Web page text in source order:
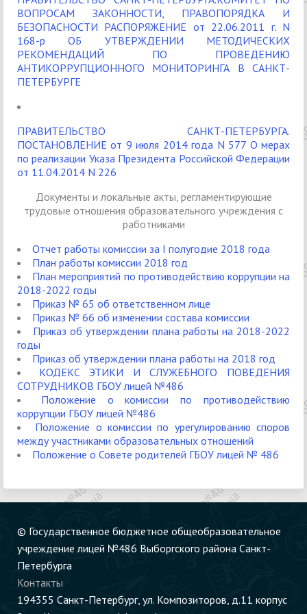
ВОПРОСАМ ЗАКОННОСТИ, ПРАВОПОРЯДКА И
БЕЗОПАСНОСТИ РАСПОРЯЖЕНИЕ от 22.06.2011 г. N
168-р ОБ УТВЕРЖДЕНИИ МЕТОДИЧЕСКИХ
РЕКОМЕНДАЦИЙ ПО ПРОВЕДЕНИЮ
АНТИКОРРУПЦИОННОГО МОНИТОРИНГА В САНКТ-
ПЕТЕРБУРГЕ
ПРАВИТЕЛЬСТВО САНКТ-ПЕТЕРБУРГА.
ПОСТАНОВЛЕНИЕ от 9 июля 2014 года N 577 О мерах
по реализации Указа Президента Российской Федерации
от 11.04.2014 N 226
Документы и локальные акты, регламентирующие
трудовые отношения образовательного учреждения с
работниками
Отчет работы комиссии за I полугодие 2018 года
План работы комиссии 2018 год
План мероприятий по противодействию коррупции на
2018-2022 годы
Приказ № 65 об ответственном лице
Приказ № 66 об изменении состава комиссии
Приказ об утверждении плана работы на 2018-2022
годы
Приказ об утверждении плана работы на 2018 год
КОДЕКС ЭТИКИ И СЛУЖЕБНОГО ПОВЕДЕНИЯ
СОТРУДНИКОВ ГБОУ лицей №486
Положение о комиссии по противодействию
коррупции ГБОУ лицей №486
Положение о комиссии по урегулированию споров
между участниками образовательных отношений
Положение о Совете родителей ГБОУ лицей № 486
© Государственное бюджетное общеобразовательное
учреждение лицей №486 Выборгского района Санкт-
Петербурга
Контакты
194355 Cанкт-Петербург, ул. Композиторов, д.11 корпус